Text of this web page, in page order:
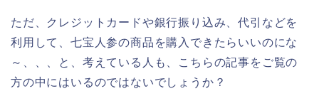
ただ、クレジットカードや銀行振り込み、代引などを
利用して、七宝人参の商品を購入できたらいいのにな
～、、、と、考えている人も、こちらの記事をご覧の
方の中にはいるのではないでしょうか？